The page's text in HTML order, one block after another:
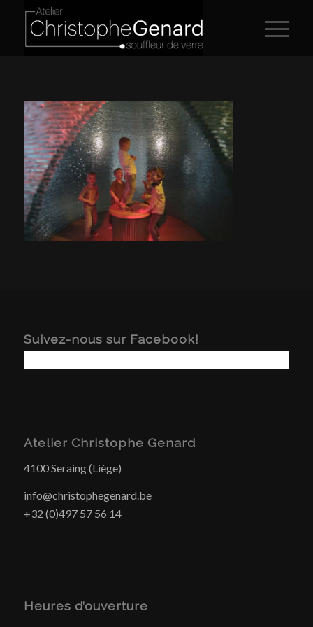
Suivez-nous sur Facebook!
Atelier Christophe Genard
4100 Seraing (Liège)
info@christophegenard.be
+32 (0)497 57 56 14
Heures d’ouverture